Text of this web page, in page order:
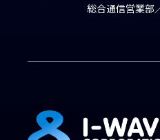
総合通信営業部